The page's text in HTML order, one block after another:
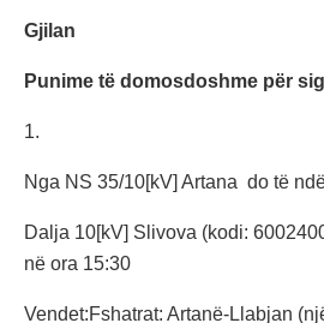
Gjilan
Punime të domosdoshme për
1.
Nga NS 35/10[kV] Artana do të
Dalja 10[kV] Slivova (kodi:
në ora 15:30
Vendet:Fshatrat: Artanë-Llabjan